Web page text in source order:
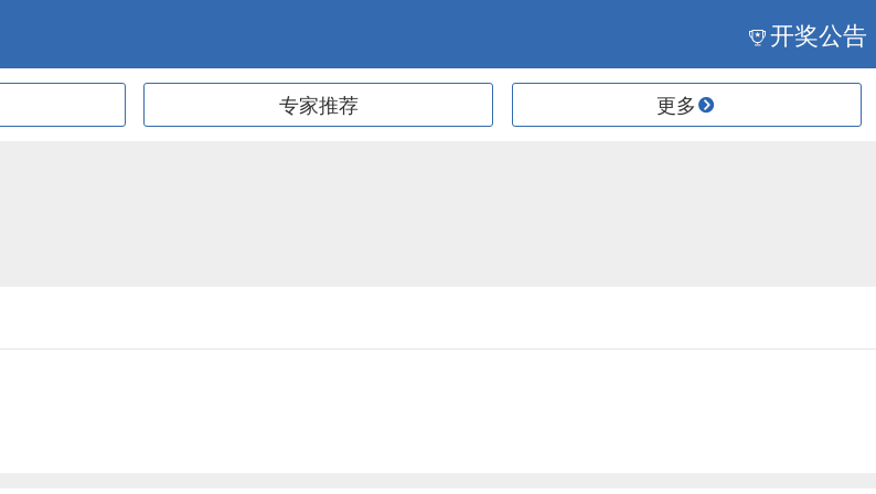
开奖公告
专家推荐 更多